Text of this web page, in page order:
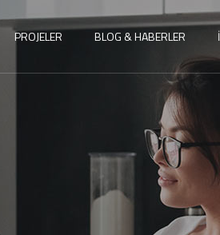
PROJELER BLOG & HABERLER